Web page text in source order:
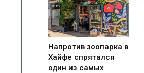
Напротив зоопарка в
Хайфе спрятался
один из самых